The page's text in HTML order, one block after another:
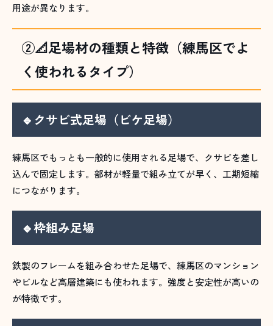
用途が異なります。
②📐足場材の種類と特徴（練馬区でよ
く使われるタイプ）
🔹クサビ式足場（ビケ足場）
練馬区でもっとも一般的に使用される足場で、クサビを差し
込んで固定します。部材が軽量で組み立てが早く、工期短縮
につながります。
🔹枠組み足場
鉄製のフレームを組み合わせた足場で、練馬区のマンション
やビルなど高層建築にも使われます。強度と安定性が高いの
が特徴です。